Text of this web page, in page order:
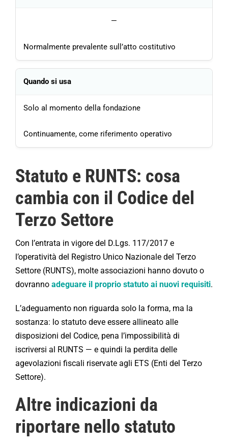
—
Normalmente prevalente sull’atto costitutivo
Quando si usa
Solo al momento della fondazione
Continuamente, come riferimento operativo
Statuto e RUNTS: cosa
cambia con il Codice del
Terzo Settore
Con l’entrata in vigore del D.Lgs. 117/2017 e
l’operatività del Registro Unico Nazionale del Terzo
Settore (RUNTS), molte associazioni hanno dovuto o
dovranno adeguare il proprio statuto ai nuovi requisiti.
L’adeguamento non riguarda solo la forma, ma la
sostanza: lo statuto deve essere allineato alle
disposizioni del Codice, pena l’impossibilità di
iscriversi al RUNTS — e quindi la perdita delle
agevolazioni fiscali riservate agli ETS (Enti del Terzo
Settore).
Altre indicazioni da
riportare nello statuto